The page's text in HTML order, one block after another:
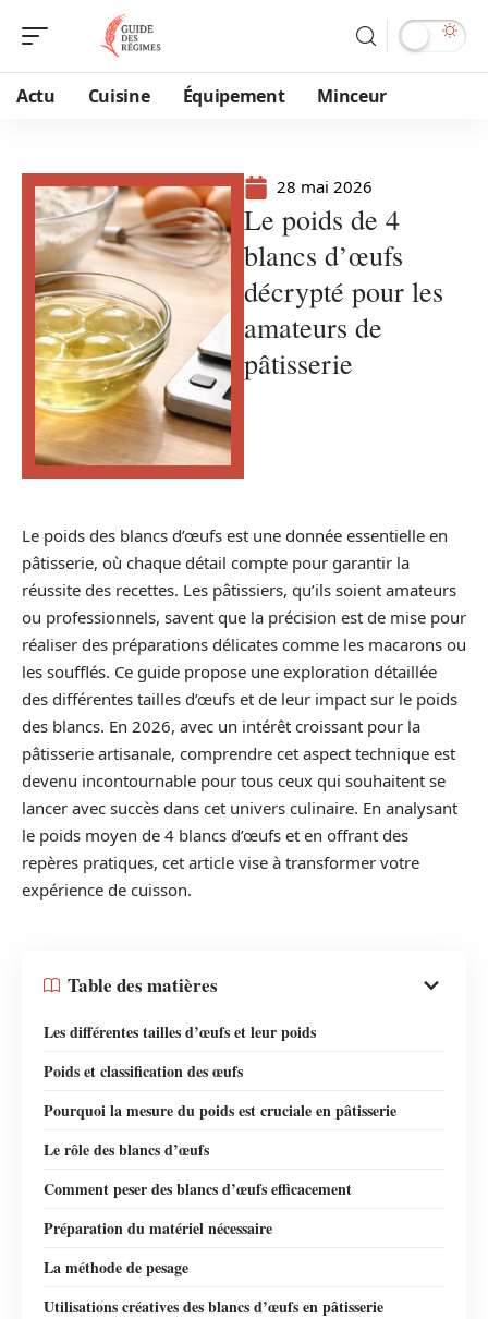
Actu Cuisine Équipement Minceur
28 mai 2026
Le poids de 4
blancs d’œufs
décrypté pour les
amateurs de
pâtisserie
Le poids des blancs d’œufs est une donnée essentielle en
pâtisserie, où chaque détail compte pour garantir la
réussite des recettes. Les pâtissiers, qu’ils soient amateurs
ou professionnels, savent que la précision est de mise pour
réaliser des préparations délicates comme les macarons ou
les soufflés. Ce guide propose une exploration détaillée
des différentes tailles d’œufs et de leur impact sur le poids
des blancs. En 2026, avec un intérêt croissant pour la
pâtisserie artisanale, comprendre cet aspect technique est
devenu incontournable pour tous ceux qui souhaitent se
lancer avec succès dans cet univers culinaire. En analysant
le poids moyen de 4 blancs d’œufs et en offrant des
repères pratiques, cet article vise à transformer votre
expérience de cuisson.
Table des matières
Les différentes tailles d’œufs et leur poids
Poids et classification des œufs
Pourquoi la mesure du poids est cruciale en pâtisserie
Le rôle des blancs d’œufs
Comment peser des blancs d’œufs efficacement
Préparation du matériel nécessaire
La méthode de pesage
Utilisations créatives des blancs d’œufs en pâtisserie